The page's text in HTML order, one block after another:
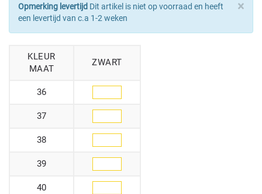
×
Opmerking levertijd Dit artikel is niet op voorraad en heeft
een levertijd van c.a 1-2 weken
KLEUR
MAAT
ZWART
36
37
38
39
40